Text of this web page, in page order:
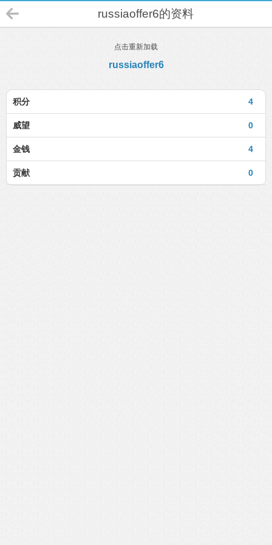
russiaoffer6的资料
点击重新加载
russiaoffer6
4
积分
0
威望
4
金钱
0
贡献